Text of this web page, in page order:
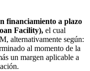
financiamiento a plazo
Facility), el cual
alternativamente según:
al momento de la
un margen aplicable a